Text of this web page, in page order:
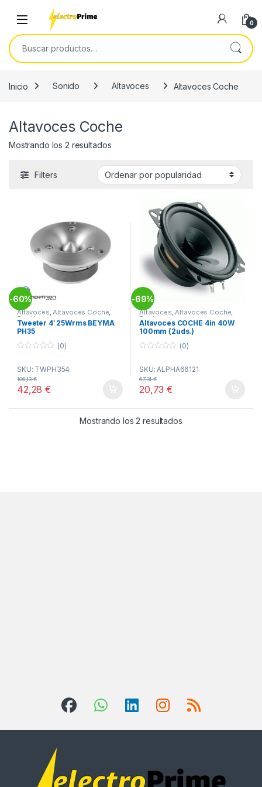
Skip to navigation
Skip to content
0
Buscar por:
Inicio Sonido Altavoces Altavoces Coche
Altavoces Coche
Mostrando los 2 resultadosOrdenado por popularidad
Filters
-60%
Altavoces,Altavoces Coche,
Sonido
Tweeter 4′ 25Wrms BEYMA
PH35
u
t
o
f
(0)
SKU: TWPH354
42,28€
106,13€
-69%
Altavoces,Altavoces Coche,
Sonido
Altavoces COCHE 4in 40W
100mm (2uds.)
u
t
o
f
(0)
SKU: ALPHA66121
20,73€
67,31€
Mostrando los 2 resultadosOrdenado por